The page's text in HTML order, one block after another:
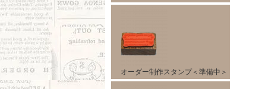
オーダー制作スタンプ＜準備中＞